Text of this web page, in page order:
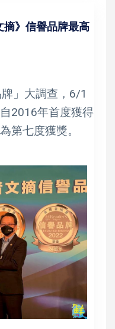
摘》信譽品牌最高
」大調查，6/1
2016年首度獲得
第七度獲獎。